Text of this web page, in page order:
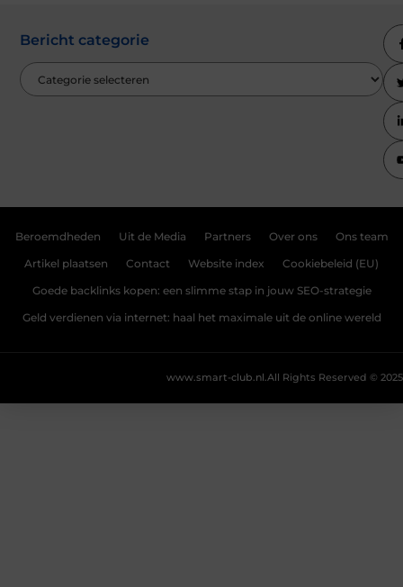
Bericht categorie
Beroemdheden Uit de Media Partners Over ons Ons team
Artikel plaatsen Contact Website index Cookiebeleid (EU)
Goede backlinks kopen: een slimme stap in jouw SEO-strategie
Geld verdienen via internet: haal het maximale uit de online wereld
All Rights Reserved © 2025
www.smart-club.nl.